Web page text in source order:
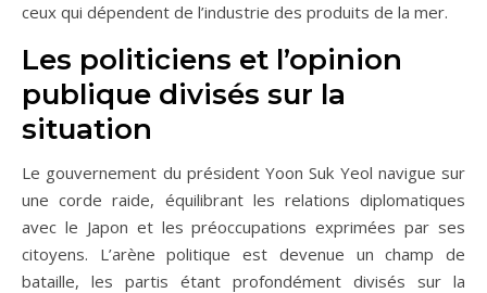
ceux qui dépendent de l’industrie des produits de la mer.
Les politiciens et l’opinion
publique divisés sur la
situation
Le gouvernement du président Yoon Suk Yeol navigue sur
une corde raide, équilibrant les relations diplomatiques
avec le Japon et les préoccupations exprimées par ses
citoyens. L’arène politique est devenue un champ de
bataille, les partis étant profondément divisés sur la